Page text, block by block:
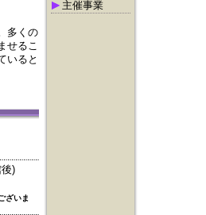
主催事業
多くの
せるこ
いると
)
ざいま